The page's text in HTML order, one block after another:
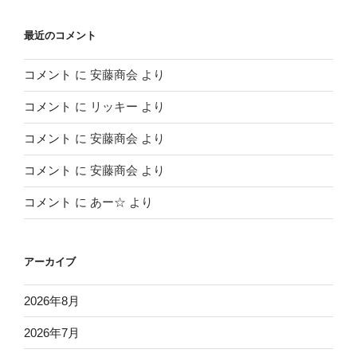
最近のコメント
コメント に 安藤商会 より
コメント に リッキー より
コメント に 安藤商会 より
コメント に 安藤商会 より
コメント に あー☆ より
アーカイブ
2026年8月
2026年7月